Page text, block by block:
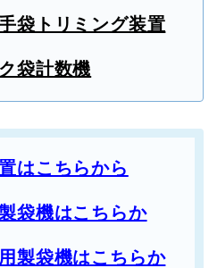
袋トリミング装置
袋計数機
はこちらから
袋機はこちらか
製袋機はこちらか